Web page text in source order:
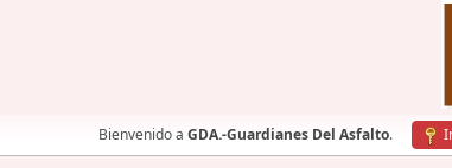
Bienvenido a GDA.-Guardianes Del Asfalto.